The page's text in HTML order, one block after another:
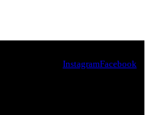
InstagramFacebook